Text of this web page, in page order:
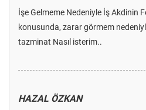
İşe Gelmeme Nedeniyle İş Akdinin
konusunda, zarar görmem
tazminat Nasıl isterim..
HAZAL ÖZKAN